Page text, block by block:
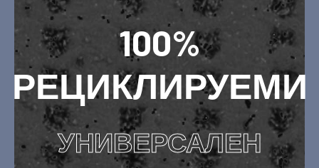
100%
РЕЦИКЛИРУЕМИ
УНИВЕРСАЛЕН